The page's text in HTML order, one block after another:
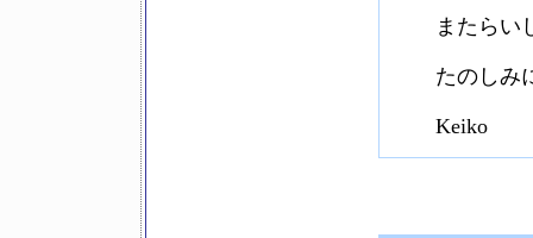
またらい
たのしみ
Keiko